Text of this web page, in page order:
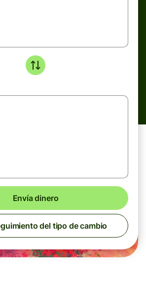
Envía dinero
del tipo de cambio